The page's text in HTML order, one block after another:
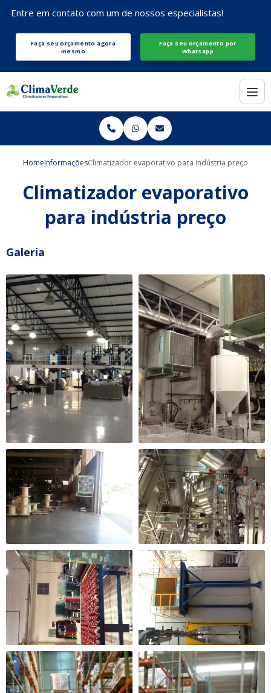
Entre em contato com um de nossos especialistas!
Faça seu orçamento agora
mesmo
Faça seu orçamento por
Whatsapp
HomeInformaçõesClimatizador evaporativo para indústria preço
Climatizador evaporativo
para indústria preço
Galeria